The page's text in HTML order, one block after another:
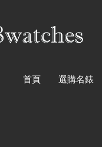
首頁 選購名錶